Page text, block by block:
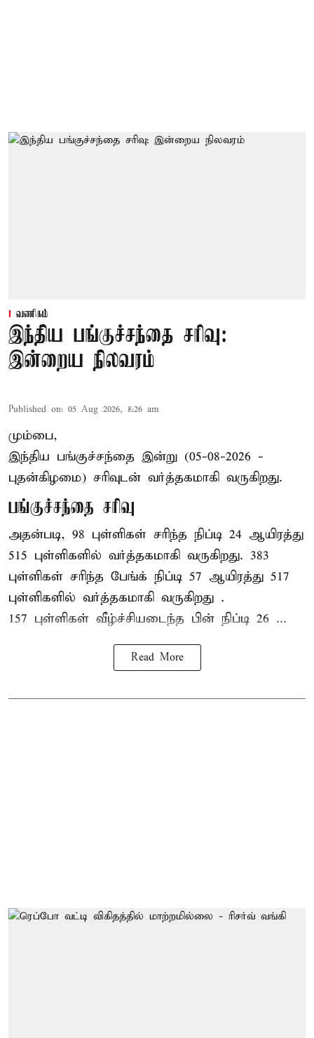
வணிகம்
இந்திய பங்குச்சந்தை சரிவு:
இன்றைய நிலவரம்
Published on: 05 Aug 2026, 8:26 am
மும்பை,
இந்திய பங்குச்சந்தை இன்று (05-08-2026 -
புதன்கிழமை) சரிவுடன் வர்த்தகமாகி வருகிறது.
பங்குச்சந்தை சரிவு
அதன்படி, 98 புள்ளிகள் சரிந்த நிப்டி 24 ஆயிரத்து
515 புள்ளிகளில் வர்த்தகமாகி வருகிறது. 383
புள்ளிகள் சரிந்த பேங்க் நிப்டி 57 ஆயிரத்து 517
புள்ளிகளில் வர்த்தகமாகி வருகிறது .
157 புள்ளிகள் வீழ்ச்சியடைந்த பின் நிப்டி 26 ...
Read More